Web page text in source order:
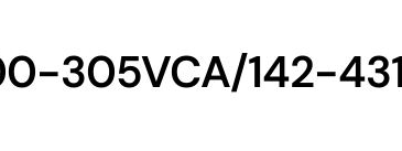
305VCA/142-